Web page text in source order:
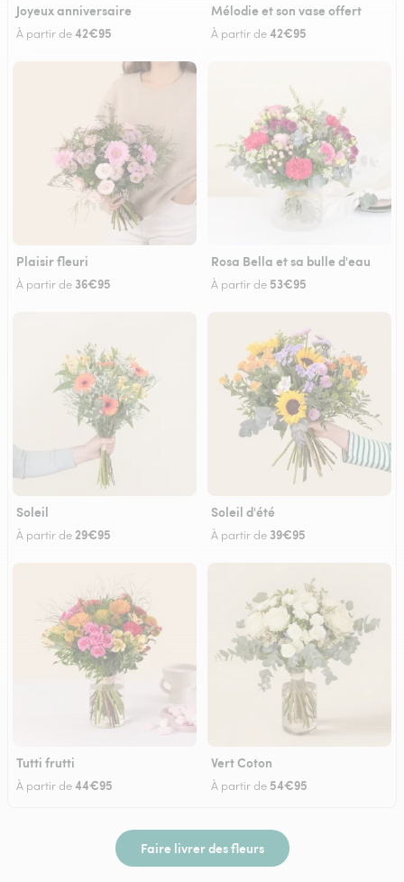
Joyeux anniversaire
À partir de42€95
Mélodie et son vase offert
À partir de42€95
Plaisir fleuri
À partir de 36€95
Rosa Bella et sa bulle d'eau
À partir de 53€95
Soleil
À partir de 29€95
Soleil d'été
À partir de 39€95
Tutti frutti
À partir de44€95
Vert Coton
À partir de 54€95
Faire livrer des fleurs